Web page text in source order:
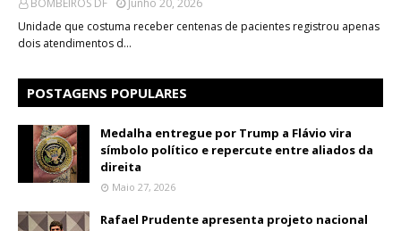
BOMBEIROS DF
Junho 20, 2026
Unidade que costuma receber centenas de pacientes registrou apenas
dois atendimentos d…
POSTAGENS POPULARES
Medalha entregue por Trump a Flávio vira
símbolo político e repercute entre aliados da
direita
Maio 27, 2026
Rafael Prudente apresenta projeto nacional